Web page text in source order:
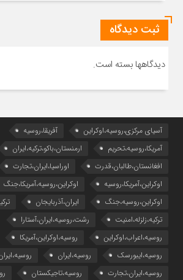
ثبت دیدگاه
دیدگاهها بسته است.
آسیای مرکزی،روسیه،اوکراین
آفریقا،روسیه
آمریکا،روسیه،تحریم
ارمنستان،باکو،ترکیه،ایران
افغانستان،طالبان،قدرت
اوراسیا،ایران،تجارت
اوکراین،آمریکا،روسیه
اوکراین،روسیه،آمریکا،جنگ
اوکراین،روسیه،جنگ
ایران،آذربایجان
ترکیه،زلزله،امنیت
رشت،روسیه،ایران،آستارا
روسیه،اعراب،اوکراین
روسیه،اوکراین،آمریکا
روسیه،ایبورسک
روسیه،ایران
روسیه،ایران،تجارت
روسیه،تاجیکستان